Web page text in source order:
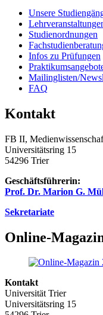
Unsere
Studienordnungen
Infos zu Prüfungen
Mailinglisten/
FAQ
Kontakt
FB II,
Universitätsring 15
54296 Trier
Geschäftsführerin:
Prof. Dr. Marion G.
Sekretariate
Online-
Kontakt
Universität Trier
Universitätsring 15